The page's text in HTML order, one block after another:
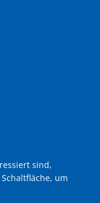
sind,
um